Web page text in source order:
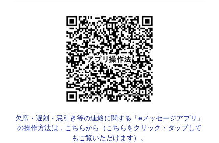
欠席・遅刻・忌引き等の連絡に関する「eメッセージアプリ」
の操作方法は，こちらから（こちらをクリック・タップして
もご覧いただけます）。